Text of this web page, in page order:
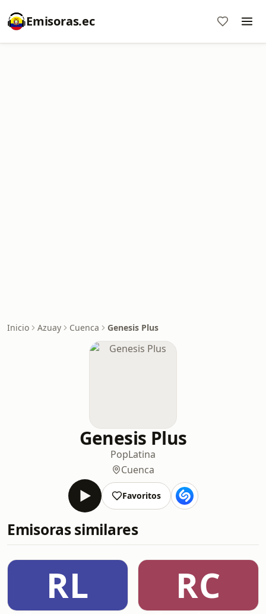
Emisoras.ec
Inicio Azuay Cuenca Genesis Plus
Genesis Plus
PopLatina
Cuenca
Favoritos
Emisoras similares
RL RC